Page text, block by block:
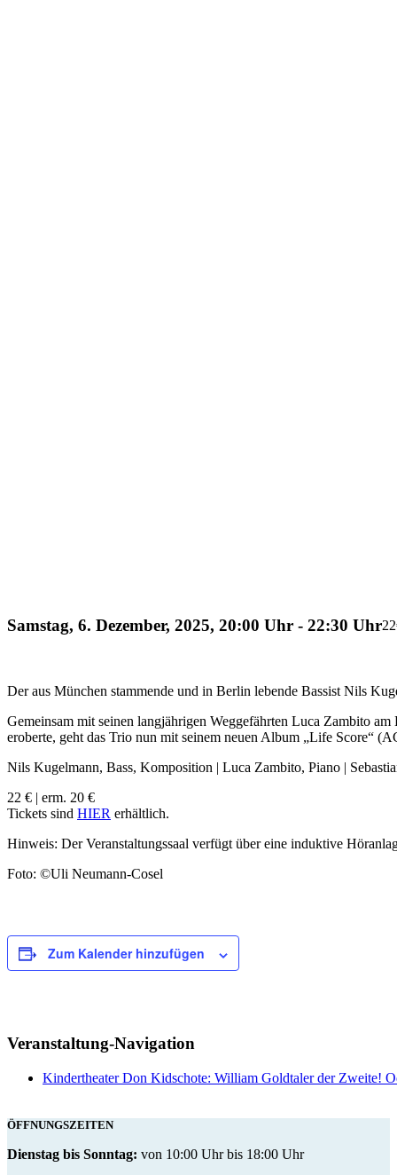
Samstag, 6. Dezember, 2025, 20:00 Uhr - 22:30 Uhr
Der aus München stammende und in Berlin lebende Bassist Nils
Gemeinsam mit seinen langjährigen Weggefährten Luca Zambito
eroberte, geht das Trio nun mit seinem neuen Album „Life Score“
Nils Kugelmann, Bass, Komposition | Luca Zambito, Piano |
22 € | erm. 20 €
Tickets sind HIER erhältlich.
Hinweis: Der Veranstaltungssaal verfügt über eine induktive
Foto: ©Uli Neumann-Cosel
Zum Kalender hinzufügen
Veranstaltung-Navigation
Kindertheater Don Kidschote: William Goldtaler der Zweite!
ÖFFNUNGSZEITEN
Dienstag bis Sonntag: von 10:00 Uhr bis 18:00 Uhr